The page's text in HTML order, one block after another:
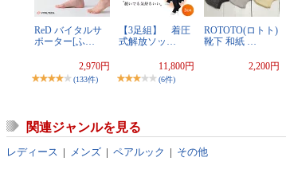
ReD バイタルサ
ポーター[ふ…
2,970円
(133件)
【3足組】 着圧
式解放ソッ…
11,800円
(6件)
ROTOTO(ロトト)
靴下 和紙 …
2,200円
関連ジャンルを見る
レディース | メンズ | ペアルック | その他